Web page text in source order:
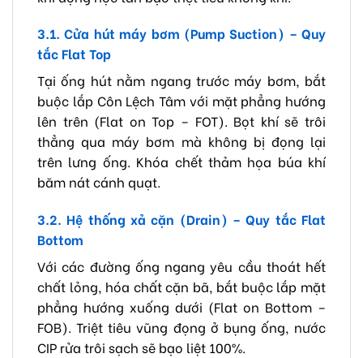
3.1. Cửa hút máy bơm (Pump Suction) – Quy
tắc Flat Top
Tại ống hút nằm ngang trước máy bơm, bắt
buộc lắp Côn Lệch Tâm với mặt phẳng hướng
lên trên (Flat on Top – FOT). Bọt khí sẽ trôi
thẳng qua máy bơm mà không bị đọng lại
trên lưng ống. Khóa chết thảm họa búa khí
băm nát cánh quạt.
3.2. Hệ thống xả cặn (Drain) – Quy tắc Flat
Bottom
Với các đường ống ngang yêu cầu thoát hết
chất lỏng, hóa chất cặn bã, bắt buộc lắp mặt
phẳng hướng xuống dưới (Flat on Bottom –
FOB). Triệt tiêu vũng đọng ở bụng ống, nước
CIP rửa trôi sạch sẽ bạo liệt 100%.